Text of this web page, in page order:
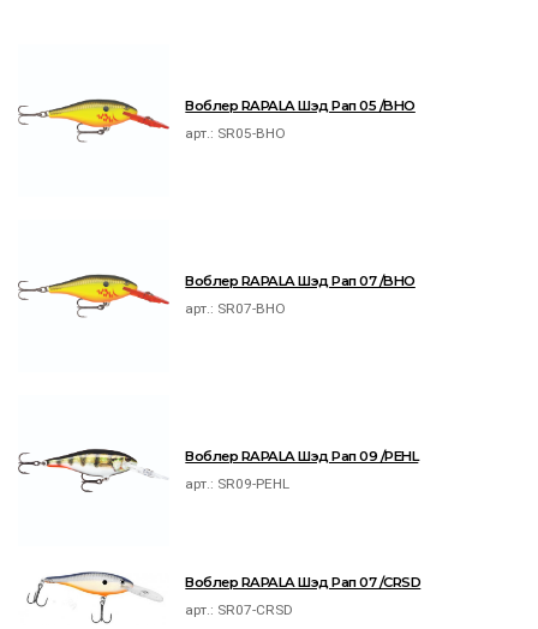
Воблер RAPALA Шэд Рап 05 /BHO
арт.: SR05-BHO
Воблер RAPALA Шэд Рап 07 /BHO
арт.: SR07-BHO
Воблер RAPALA Шэд Рап 09 /PEHL
арт.: SR09-PEHL
Воблер RAPALA Шэд Рап 07 /CRSD
арт.: SR07-CRSD